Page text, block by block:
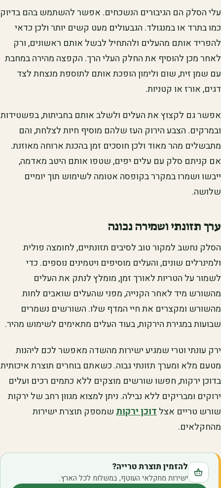
עלי הסלק הם הגיבורים הנשכחים. אפשר להשתמש בהם בדיוק
כמו בתרד או במנגולד. הגבעולים מעט קשים יותר ולכן כדאי
להפריד אותם מהעלים ולהתחיל לבשל אותם ראשונים, ורק
לאחר מכן להוסיף את החלק העלי הרך. הקפצה מהירה במחבת
עם שמן זית, שום ולימון הופכת אותם לתוספת מנצחת לצד
דגים, אורז או קטניות.
אפשר גם לקצוץ את העלים ולשלב אותם בחביתות, בפשטידות
ובמרקים. הצבע הירוק העז שלהם מוסיף חיות לצלחת, והם
מתבשלים מהר מאוד ולכן חוסכים זמן בהכנת ארוחה מאוזנת.
אם קניתם סלק עם עלים יפים, שטפו אותם היטב מאדמה,
ייבשו ושמרו במקרר בקופסה אטומה לשימוש תוך יומיים
שלושה.
ערך תזונתי ושמירה נכונה
הסלק נחשב למקור טוב לסיבים תזונתיים, לחומצה פולית
ולמינרלים שונים, והעלים מוסיפים ויטמינים נוספים. כדי
לשמור על הטריות לאורך זמן, מומלץ לנתק את העלים
מהשורש מיד לאחר הקנייה, מפני שהעלים שואבים לחות
מהשורש ומקצרים את חיי המדף שלו. השורשים נשמרים
שבועות במגירת הירקות, בעוד העלים מתאימים לשימוש מהיר.
ירק עונתי וטרי שמגיע ישירות מהשדה מאפשר לכם ליהנות
מטעם מלא ומערך תזונתי גבוה. כשאתם בוחרים תוצרת איכותית
בדוכן ירקות, חפשו שורשים מוצקים ללא כתמים רכים ועלים
ירוקים ומבריקים ללא נבילה. ניתן למצוא מגוון רחב של ירקות
שורש טריים אצלדוכן ירקותשמספק תוצרת ישירות
מהחקלאים.
להזמין תוצרת טרייה?
ישירות מחקלאי העוטף, במשלוח לכל הארץ.